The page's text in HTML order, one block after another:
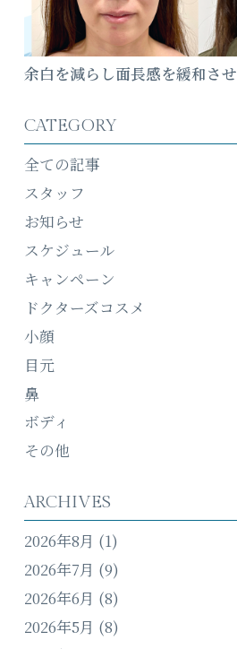
余白を減らし面長感を緩和さ
CATEGORY
全ての記事
スタッフ
お知らせ
スケジュール
キャンペーン
ドクターズコスメ
小顔
目元
鼻
ボディ
その他
ARCHIVES
2026年8月 (1)
2026年7月 (9)
2026年6月 (8)
2026年5月 (8)